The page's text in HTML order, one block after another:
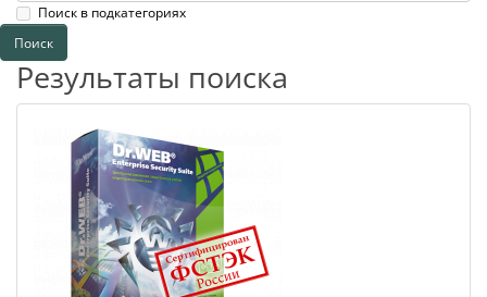
Поиск в подкатегориях
Результаты поиска